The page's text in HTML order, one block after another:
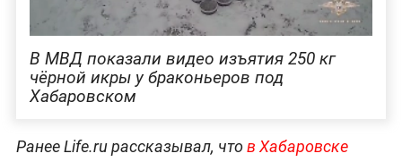
В МВД показали видео изъятия 250 кг
чёрной икры у браконьеров под
Хабаровском
Ранее Life.ru рассказывал, чтов Хабаровске